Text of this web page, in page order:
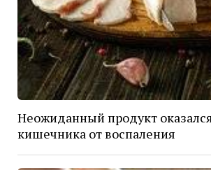
Неожиданный продукт
кишечника от воспаления